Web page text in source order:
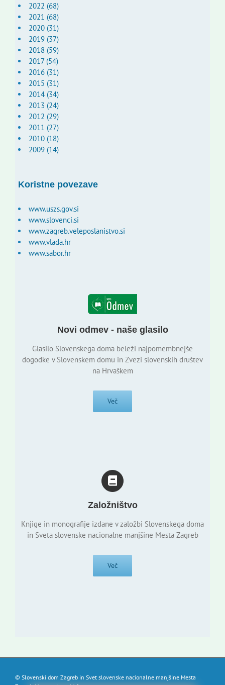
2022 (68)
2021 (68)
2020 (31)
2019 (37)
2018 (59)
2017 (54)
2016 (31)
2015 (31)
2014 (34)
2013 (24)
2012 (29)
2011 (27)
2010 (18)
2009 (14)
Koristne povezave
www.uszs.gov.si
www.slovenci.si
www.zagreb.veleposlanistvo.si
www.vlada.hr
www.sabor.hr
Novi odmev - naše glasilo
Glasilo Slovenskega doma beleži najpomembnejše
dogodke v Slovenskem domu in Zvezi slovenskih društev
na Hrvaškem
Več
Založništvo
Knjige in monografije izdane v založbi Slovenskega doma
in Sveta slovenske nacionalne manjšine Mesta Zagreb
Več
© Slovenski dom Zagreb in Svet slovenske nacionalne manjšine Mesta